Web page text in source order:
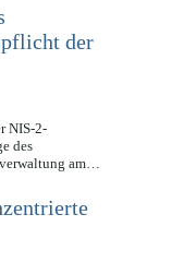
der
2-
des